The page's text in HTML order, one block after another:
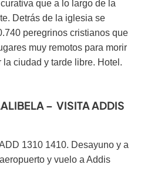
que a lo largo de la
Detrás de la iglesia se
peregrinos cristianos que
muy remotos para morir
ciudad y tarde libre. Hotel.
– VISITA ADDIS
1310 1410. Desayuno y a
y vuelo a Addis